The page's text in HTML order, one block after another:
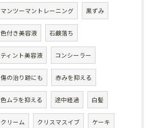
マンツーマントレーニング 黒ずみ
色付き美容液 石鹸落ち
ティント美容液 コンシーラー
傷の治り跡にも 赤みを抑える
色ムラを抑える 途中経過 白髪
クリーム クリスマスイブ ケーキ